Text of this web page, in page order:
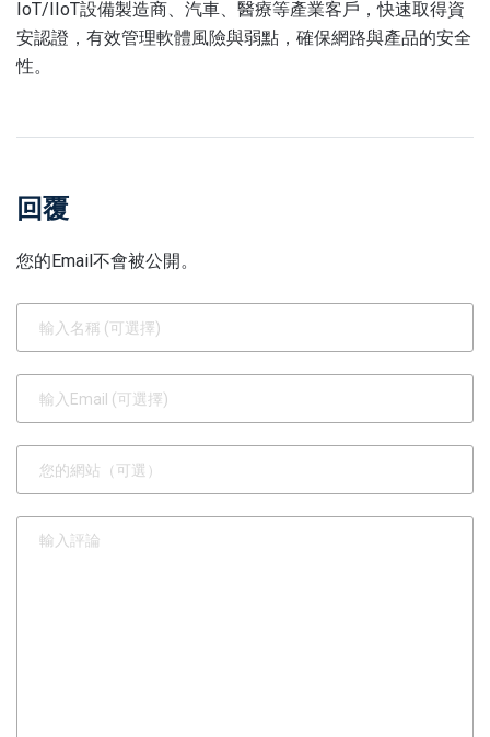
IoT/IIoT設備製造商、汽車、醫療等產業客戶，快速取得資
安認證，有效管理軟體風險與弱點，確保網路與產品的安全
性。
回覆
您的Email不會被公開。